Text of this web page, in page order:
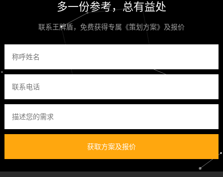
多一份参考，总有益处
联系王牌盾，免费获得专属《策划方案》及报价
获取方案及报价